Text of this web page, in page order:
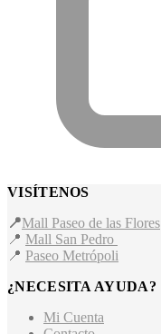
VISÍTENOS
📍Mall Paseo de las Flores
📍 Mall San Pedro
📍 Paseo Metrópoli
¿NECESITA AYUDA?
Mi Cuenta